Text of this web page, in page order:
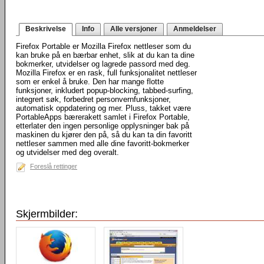
Beskrivelse Info Alle versjoner Anmeldelser
Firefox Portable er Mozilla Firefox nettleser som du
kan bruke på en bærbar enhet, slik at du kan ta dine
bokmerker, utvidelser og lagrede passord med deg.
Mozilla Firefox er en rask, full funksjonalitet nettleser
som er enkel å bruke. Den har mange flotte
funksjoner, inkludert popup-blocking, tabbed-surfing,
integrert søk, forbedret personvernfunksjoner,
automatisk oppdatering og mer. Pluss, takket være
PortableApps bærerakett samlet i Firefox Portable,
etterlater den ingen personlige opplysninger bak på
maskinen du kjører den på, så du kan ta din favoritt
nettleser sammen med alle dine favoritt-bokmerker
og utvidelser med deg overalt.
Foreslå rettinger
Skjermbilder: